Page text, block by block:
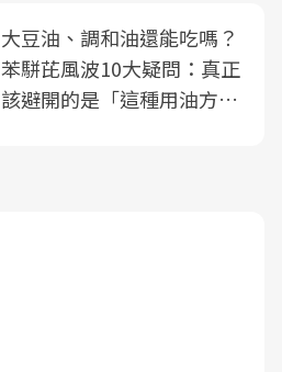
大豆油、調和油還能吃嗎？
苯駢芘風波10大疑問：真正
該避開的是「這種用油方